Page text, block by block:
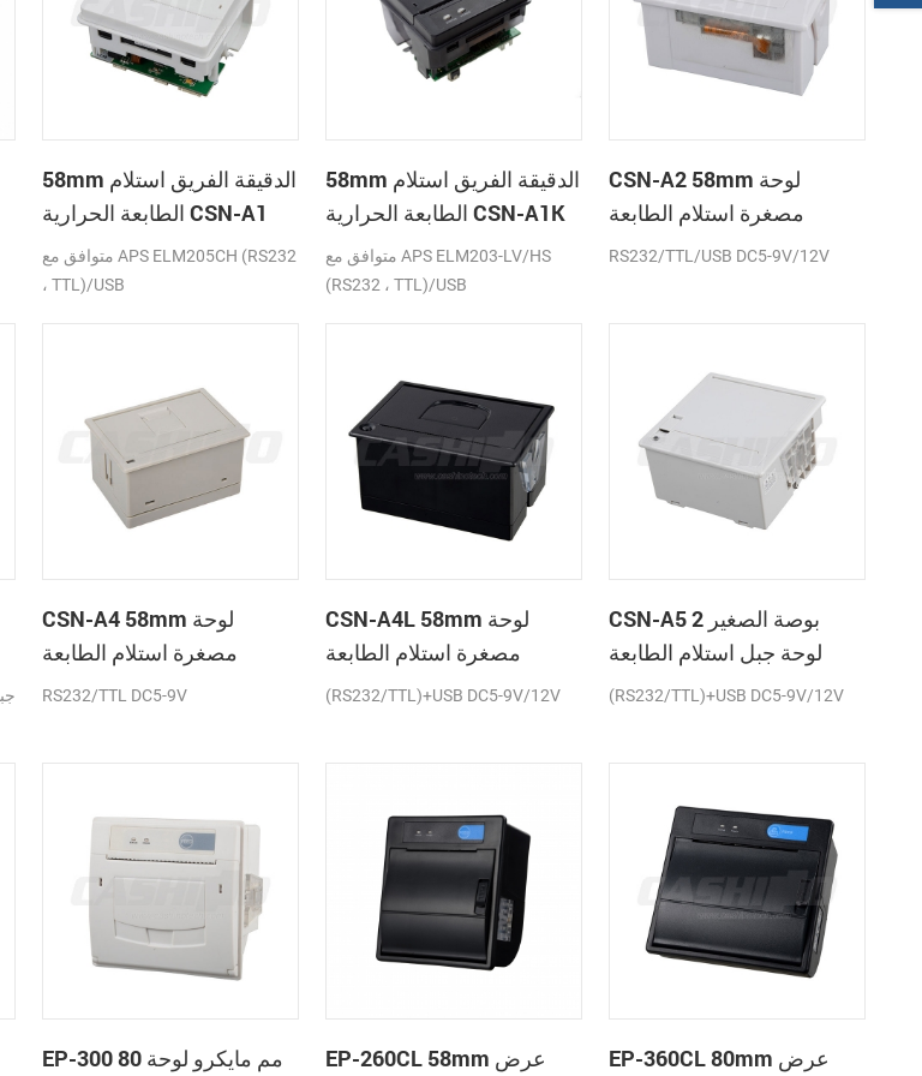
58mm الدقيقة الفريق استلام
الطابعة الحرارية CSN-A1
متوافق مع APS ELM205CH (RS232
، TTL)/USB
58mm الدقيقة الفريق استلام
الطابعة الحرارية CSN-A1K
متوافق مع APS ELM203-LV/HS
(RS232 ، TTL)/USB
CSN-A2 58mm لوحة
مصغرة استلام الطابعة
الحرارية
RS232/TTL/USB DC5-9V/12V
CSN-A4 58mm لوحة
مصغرة استلام الطابعة
الحرارية
RS232/TTL DC5-9V
CSN-A4L 58mm لوحة
مصغرة استلام الطابعة
الحرارية
(RS232/TTL)+USB DC5-9V/12V
CSN-A5 2 بوصة الصغير
لوحة جبل استلام الطابعة
الحرارية
(RS232/TTL)+USB DC5-9V/12V
EP-300 80 مم مايكرو لوحة
EP-260CL 58mm عرض
EP-360CL 80mm عرض